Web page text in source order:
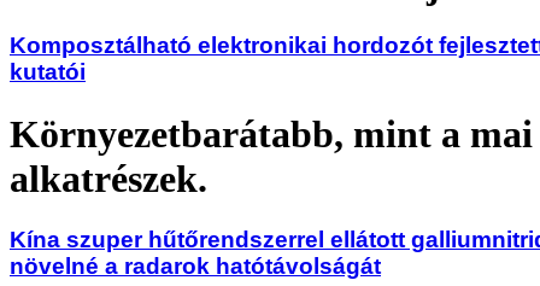
Komposztálható elektronikai hordozót
kutatói
Környezetbarátabb, mint a mai
alkatrészek.
Kína szuper hűtőrendszerrel ellátott
növelné a radarok hatótávolságát